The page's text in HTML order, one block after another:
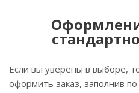
Если вы уверены в выборе,
оформить заказ, заполнив